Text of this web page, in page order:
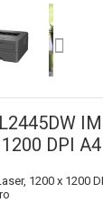
DPI
1200 x 1200